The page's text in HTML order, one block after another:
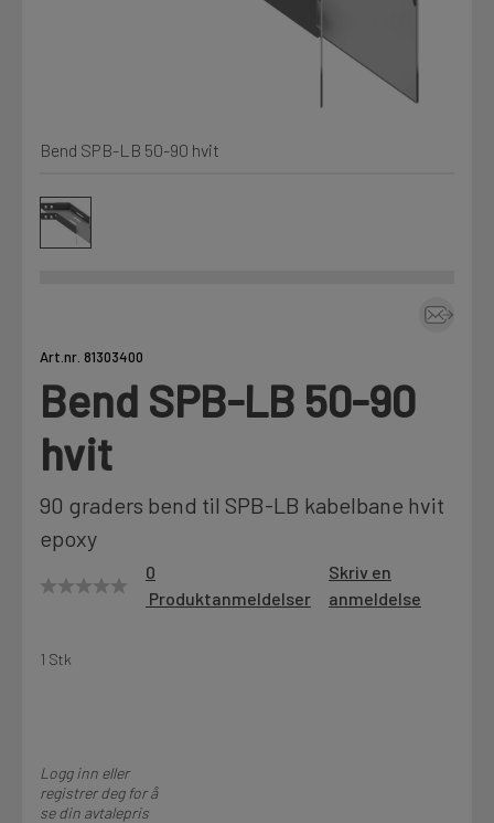
Kjemi, vindsperre og branntetting
Fag
Motek
Fra rådgivning til sporing av ordre
Prislister
Firmainformasjon
LOGG UT
Bend SPB-LB 50-90 hvit
Art.nr. 81303400
Bend SPB-LB 50-90
hvit
90 graders bend til SPB-LB kabelbane hvit
epoxy
0
Produktanmeldelser
Skriv en
anmeldelse
1 Stk
Logg inn eller
registrer deg for å
se din avtalepris